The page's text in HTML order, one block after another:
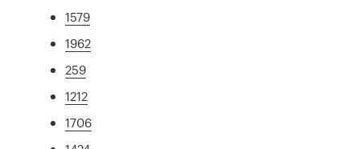
1579
1962
259
1212
1706